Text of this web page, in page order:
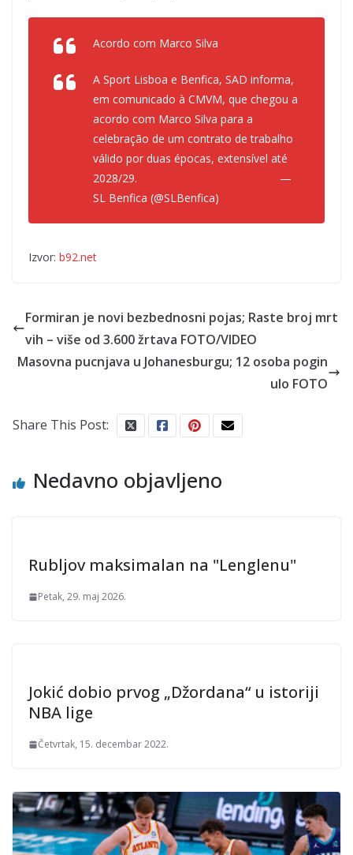
Acordo com Marco Silva
A Sport Lisboa e Benfica, SAD informa,
em comunicado à CMVM, que chegou a
acordo com Marco Silva para a
celebração de um contrato de trabalho
válido por duas épocas, extensível até
2028/29.
—
SL Benfica (@SLBenfica)
Izvor: b92.net
Formiran je novi bezbednosni pojas; Raste broj mrt
vih – više od 3.600 žrtava FOTO/VIDEO
Masovna pucnjava u Johanesburgu; 12 osoba pogin
ulo FOTO
Share This Post:
Nedavno objavljeno
Rubljov maksimalan na "Lenglenu"
Petak, 29. maj 2026.
Jokić dobio prvog „Džordana“ u istoriji
NBA lige
Četvrtak, 15. decembar 2022.